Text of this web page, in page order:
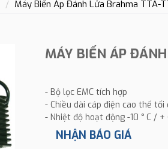
Máy Biến Áp Đánh Lửa Brahma TTA-
MÁY BIẾN ÁP
- Bộ lọc EMC tích hợp
- Chiều dài cáp điện cao thế tối
- Nhiệt độ hoạt động -10 ° C / +
NHẬN BÁO GIÁ